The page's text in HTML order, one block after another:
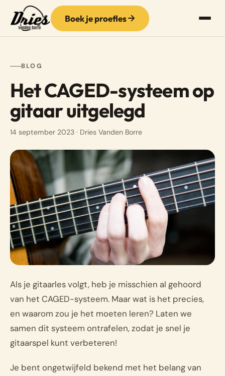
Boek je proefles
BLOG
Het CAGED-systeem op
gitaar uitgelegd
14 september 2023 · Dries Vanden Borre
Als je gitaarles volgt, heb je misschien al gehoord
van het CAGED-systeem. Maar wat is het precies,
en waarom zou je het moeten leren? Laten we
samen dit systeem ontrafelen, zodat je snel je
gitaarspel kunt verbeteren!
Je bent ongetwijfeld bekend met het belang van